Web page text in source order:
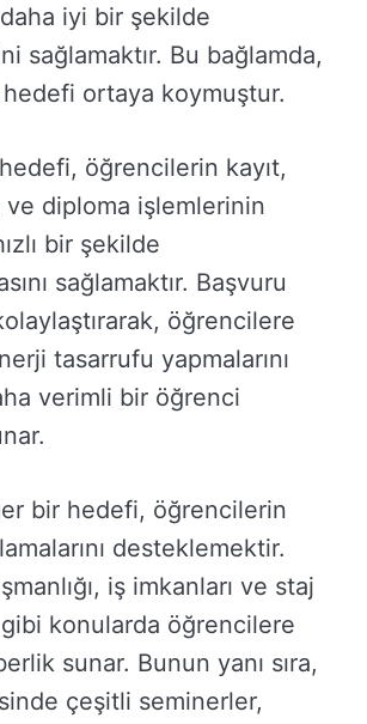
daha iyi bir şekilde
sağlamaktır. Bu bağlamda,
ortaya koymuştur.
öğrencilerin kayıt,
ve diploma işlemlerinin
bir şekilde
sağlamaktır. Başvuru
öğrencilere
tasarrufu yapmalarını
verimli bir öğrenci
bir hedefi, öğrencilerin
desteklemektir.
iş imkanları ve staj
gibi konularda öğrencilere
sunar. Bunun yanı sıra,
çeşitli seminerler,